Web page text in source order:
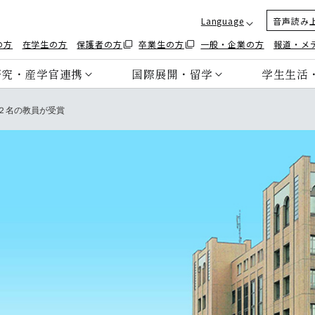
Language
音声読み
方
在学生の方 保護者の方 卒業生の方 一般・企業の方 報道・メ
・産学官連携 国際展開・留学 学生生活
名の教員が受賞